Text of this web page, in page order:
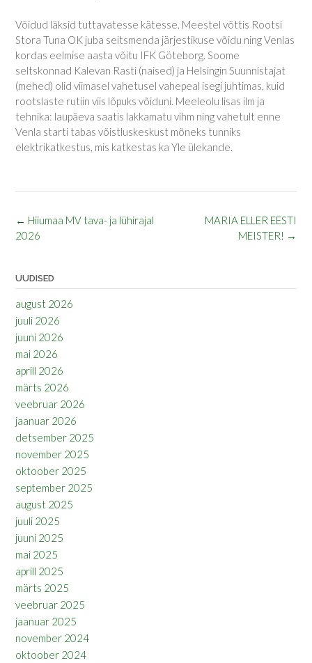
Võidud läksid tuttavatesse kätesse. Meestel võttis Rootsi
Stora Tuna OK juba seitsmenda järjestikuse võidu ning Venlas
kordas eelmise aasta võitu IFK Göteborg. Soome
seltskonnad Kalevan Rasti (naised) ja Helsingin Suunnistajat
(mehed) olid viimasel vahetusel vahepeal isegi juhtimas, kuid
rootslaste rutiin viis lõpuks võiduni. Meeleolu lisas ilm ja
tehnika: laupäeva saatis lakkamatu vihm ning vahetult enne
Venla starti tabas võistluskeskust mõneks tunniks
elektrikatkestus, mis katkestas ka Yle ülekande.
Post
navigation
MARIA ELLER EESTI
MEISTER! →
← Hiiumaa MV tava- ja lühirajal
2026
UUDISED
august 2026
juuli 2026
juuni 2026
mai 2026
aprill 2026
märts 2026
veebruar 2026
jaanuar 2026
detsember 2025
november 2025
oktoober 2025
september 2025
august 2025
juuli 2025
juuni 2025
mai 2025
aprill 2025
märts 2025
veebruar 2025
jaanuar 2025
november 2024
oktoober 2024